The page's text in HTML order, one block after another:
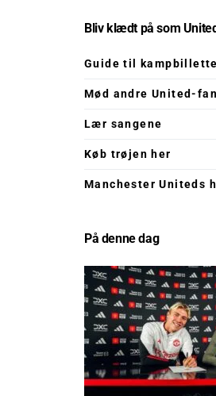
Bliv klædt på som
Guide til
Mød andre United-
Lær sangene
Køb trøjen her
Manchester Uniteds
På denne dag